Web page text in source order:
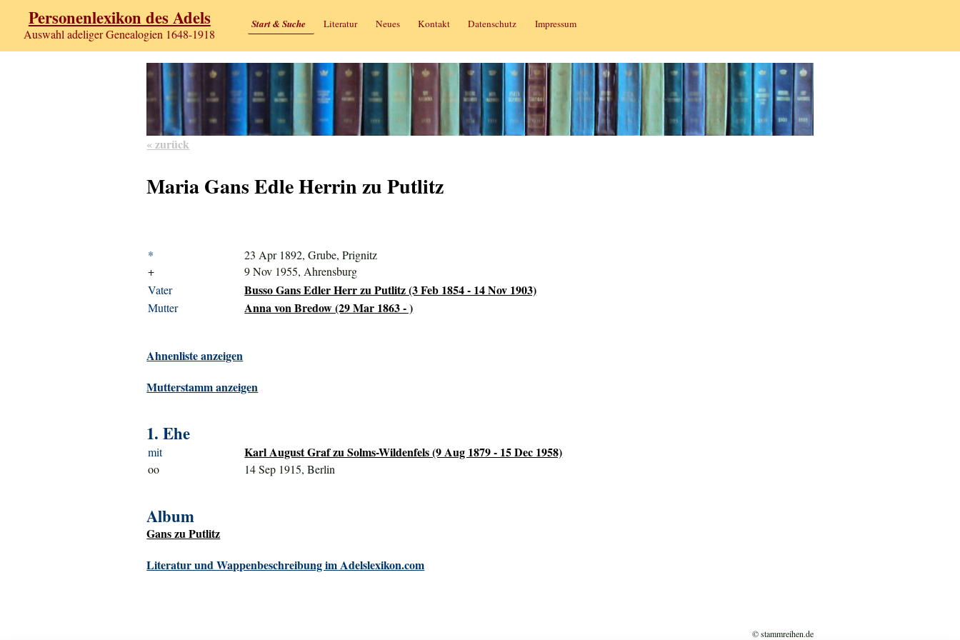
Personenlexikon des Adels
Auswahl adeliger Genealogien 1648-1918
Start & Suche Literatur Neues Kontakt Datenschutz Impressum
« zurück
Maria Gans Edle Herrin zu Putlitz
*
23 Apr 1892, Grube, Prignitz
+
9 Nov 1955, Ahrensburg
Vater
Busso Gans Edler Herr zu Putlitz (3 Feb 1854 - 14 Nov 1903)
Mutter Anna von Bredow (29 Mar 1863 - )
Ahnenliste anzeigen
Mutterstamm anzeigen
1. Ehe
mit Karl August Graf zu Solms-Wildenfels (9 Aug 1879 - 15 Dec 1958)
oo 14 Sep 1915, Berlin
Album
Gans zu Putlitz
Literatur und Wappenbeschreibung im Adelslexikon.com
© stammreihen.de